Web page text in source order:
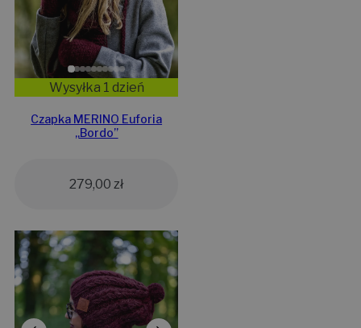
Wysyłka 1 dzień
Czapka MERINO Euforia
„Bordo”
279,00 zł